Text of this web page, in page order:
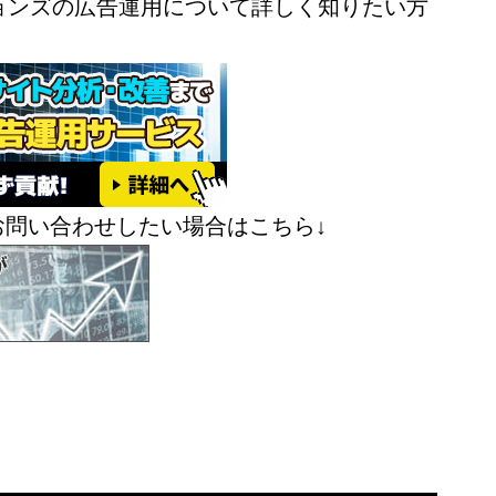
ズの広告運用について詳しく知りたい方
い合わせしたい場合はこちら↓